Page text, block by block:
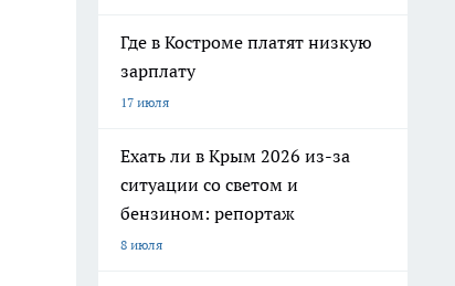
Где в Костроме платят низкую
зарплату
17 июля
Ехать ли в Крым 2026 из-за
ситуации со светом и
бензином: репортаж
8 июля